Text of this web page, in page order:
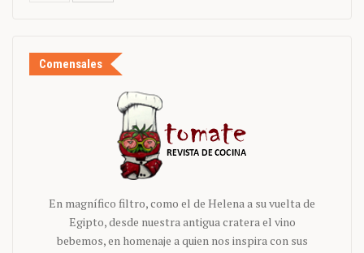
Comensales
En magnífico filtro, como el de Helena a su vuelta de
Egipto, desde nuestra antigua cratera el vino
bebemos, en homenaje a quien nos inspira con sus